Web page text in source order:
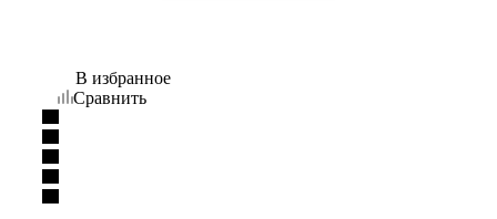
В избранное
Сравнить